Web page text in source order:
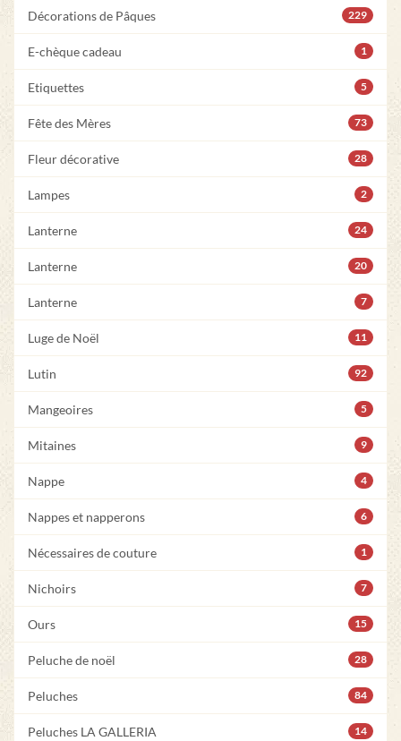
Décorations de Pâques 229
E-chèque cadeau 1
Etiquettes 5
Fête des Mères 73
Fleur décorative 28
Lampes 2
Lanterne 24
Lanterne 20
Lanterne 7
Luge de Noël 11
Lutin 92
Mangeoires 5
Mitaines 9
Nappe 4
Nappes et napperons 6
Nécessaires de couture 1
Nichoirs 7
Ours 15
Peluche de noël 28
Peluches 84
Peluches LA GALLERIA 14